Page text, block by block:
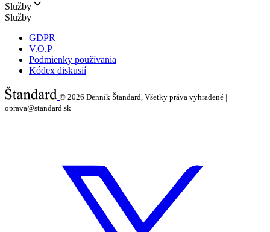
Služby
Služby
GDPR
V.O.P
Podmienky používania
Kódex diskusií
© 2026 Denník Štandard, Všetky práva vyhradené |
oprava@standard.sk